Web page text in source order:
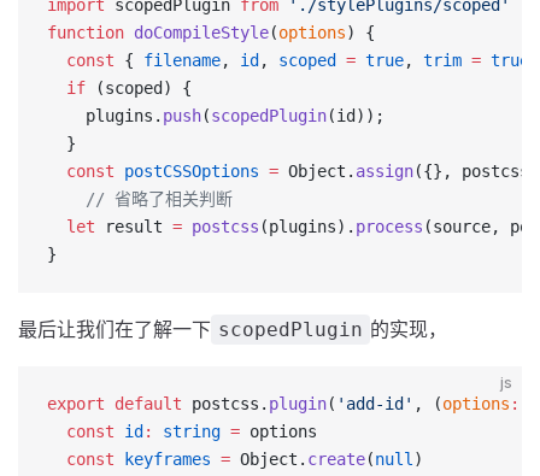
import scopedPlugin from './stylePlugins/scoped'
function doCompileStyle(options) {
  const
{ filename, id , scoped = true, trim = true
  if
(scoped) {
    plugins.
push(scopedPlugin(id));
  }
  const
postCSSOptions = Object. assign({},
	// 省略了相关判断
  let
result = postcss (plugins). process (source,
}
最后让我们在了解一下 scopedPlugin 的实现，
js
export default postcss. plugin( 'add-id' , (options :
  const
id : string = options
  const
keyframes = Object. create(null )